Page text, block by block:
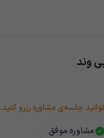
وند
جلسه‌ی مشاوره رزرو کنید.
مشاوره موفق